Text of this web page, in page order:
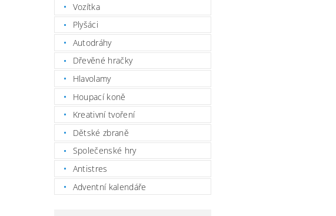
Vozítka
Plyšáci
Autodráhy
Dřevěné hračky
Hlavolamy
Houpací koně
Kreativní tvoření
Dětské zbraně
Společenské hry
Antistres
Adventní kalendáře